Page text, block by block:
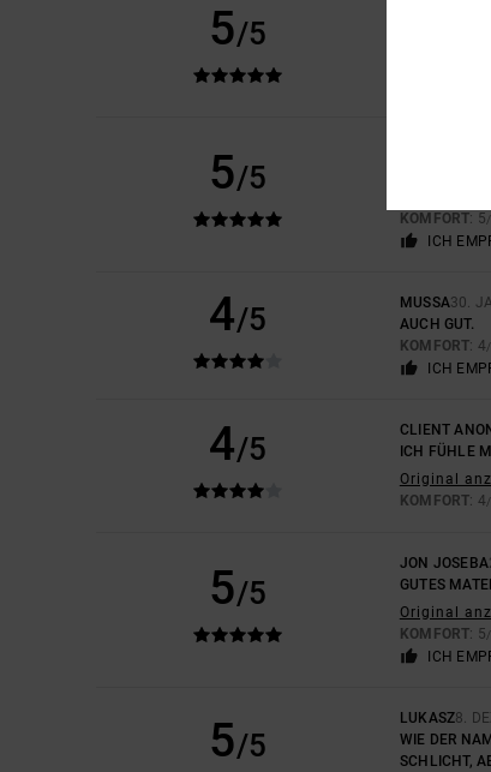
5/5
15.
WARUM
Original
5/5
KOMFORT: 5
ICH
4/5 MUSSA30.
AUCH GUT.
KOMFORT: 4
ICH
4/5
CLIENT
ICH FÜHLE
Original
KOMFORT: 4
5/5
JON JOSEBA
GUTES
Original
KOMFORT: 5
ICH
5/5
LUKASZ8.
WIE DER
SCHLICHT,